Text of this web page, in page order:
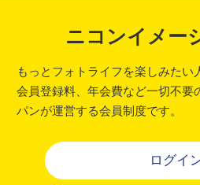
ニコンイメー
もっとフォトライフを楽しみたい
会員登録料、年会費など一切不要
パンが運営する会員制度です。
ログイ